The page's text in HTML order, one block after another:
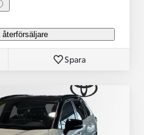
återförsäljare
Spara